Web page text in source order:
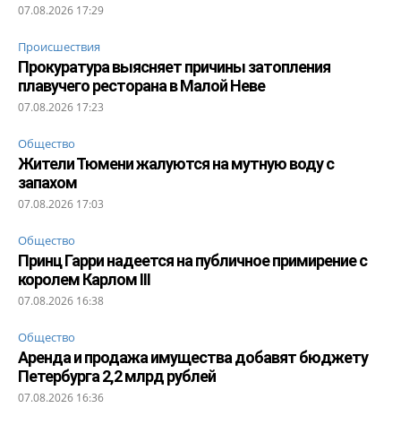
07.08.2026 17:29
Происшествия
Прокуратура выясняет причины затопления
плавучего ресторана в Малой Неве
07.08.2026 17:23
Общество
Жители Тюмени жалуются на мутную воду с
запахом
07.08.2026 17:03
Общество
Принц Гарри надеется на публичное примирение с
королем Карлом III
07.08.2026 16:38
Общество
Аренда и продажа имущества добавят бюджету
Петербурга 2,2 млрд рублей
07.08.2026 16:36